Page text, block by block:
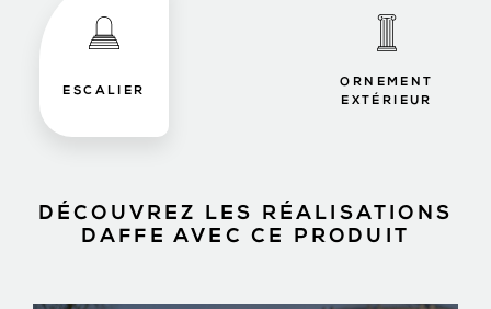
ESCALIER
ORNEMENT
EXTÉRIEUR
DÉCOUVREZ LES RÉALISATIONS
DAFFE AVEC CE PRODUIT